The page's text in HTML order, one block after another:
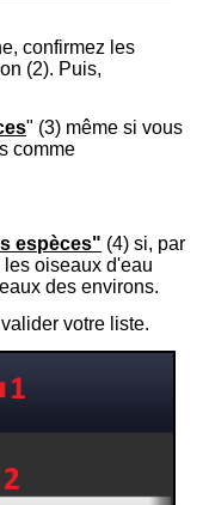
confirmez les
(2). Puis,
" (3) même si vous
comme
espèces" (4) si, par
oiseaux d'eau
des environs.
votre liste.